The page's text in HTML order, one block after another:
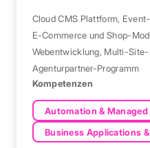
Cloud CMS Plattform,
E-Commerce und Shop-
Webentwicklung, Multi-Site-
Agenturpartner-Programm
Kompetenzen
Automation &
Business Applications